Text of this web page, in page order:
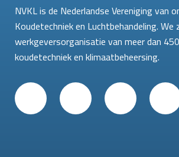
NVKL is de Nederlandse Vereniging van
Koudetechniek en Luchtbehandeling.
werkgeversorganisatie van meer dan
koudetechniek en klimaatbeheersing.